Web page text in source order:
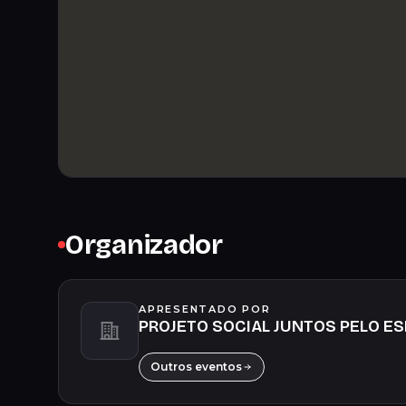
Organizador
APRESENTADO POR
PROJETO SOCIAL JUNTOS PELO
Outros eventos